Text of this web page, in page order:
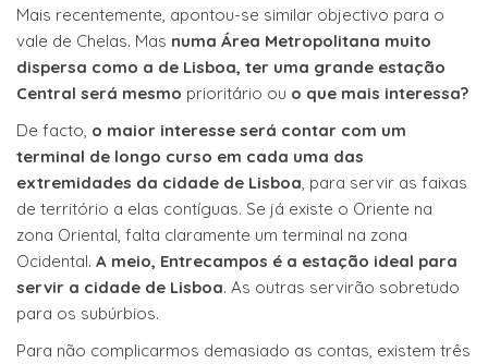
Mais recentemente, apontou-se similar objectivo para o
vale de Chelas. Mas numa Área Metropolitana muito
dispersa como a de Lisboa, ter uma grande estação
Central será mesmo prioritário ou o que mais interessa?
De facto, o maior interesse será contar com um
terminal de longo curso em cada uma das
extremidades da cidade de Lisboa , para servir as faixas
de território a elas contíguas. Se já existe o Oriente na
zona Oriental, falta claramente um terminal na zona
Ocidental. A meio, Entrecampos é a estação ideal para
servir a cidade de Lisboa. As outras servirão sobretudo
para os subúrbios.
Para não complicarmos demasiado as contas, existem três